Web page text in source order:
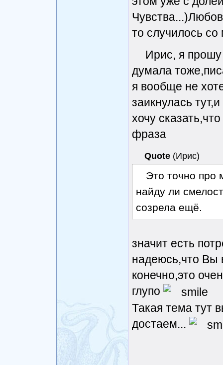
то случилось
Ирис, я
думала
я вообще не
заикнулась
хочу
фраза
Quote (Ирис)
Это точно про
найду ли
созрела ещё.
значит есть
надеюсь,что Вы
конечно,это
глупо
Такая тема тут
достаем...